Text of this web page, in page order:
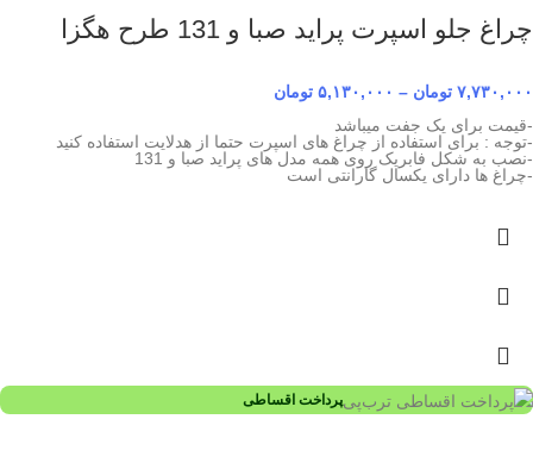
چراغ جلو اسپرت پراید صبا و 131 طرح هگزا
۷,۷۳۰,۰۰۰ تومان – ۵,۱۳۰,۰۰۰ تومان
-قیمت برای یک جفت میباشد
-توجه : برای استفاده از چراغ های اسپرت حتما از هدلایت استفاده کنید
-نصب به شکل فابریک روی همه مدل های پراید صبا و 131
-چراغ ها دارای یکسال گارانتی است
پرداخت اقساطی